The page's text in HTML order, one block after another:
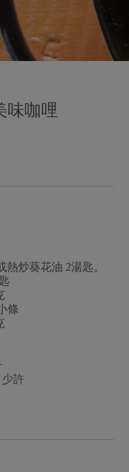
味咖哩
炒葵花油 2湯匙。
條
許